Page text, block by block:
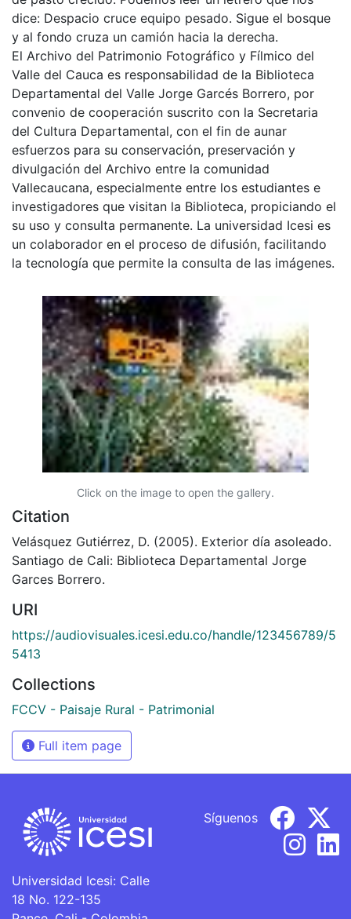
dice: Despacio cruce equipo pesado. Sigue el bosque
y al fondo cruza un camión hacia la derecha.
El Archivo del Patrimonio Fotográfico y Fílmico del
Valle del Cauca es responsabilidad de la Biblioteca
Departamental del Valle Jorge Garcés Borrero, por
convenio de cooperación suscrito con la Secretaria
del Cultura Departamental, con el fin de aunar
esfuerzos para su conservación, preservación y
divulgación del Archivo entre la comunidad
Vallecaucana, especialmente entre los estudiantes e
investigadores que visitan la Biblioteca, propiciando el
su uso y consulta permanente. La universidad Icesi es
un colaborador en el proceso de difusión, facilitando
la tecnología que permite la consulta de las imágenes.
Click on the image to open the gallery.
Citation
Velásquez Gutiérrez, D. (2005). Exterior día asoleado.
Santiago de Cali: Biblioteca Departamental Jorge
Garces Borrero.
URI
https://audiovisuales.icesi.edu.co/handle/123456789/5
5413
Collections
FCCV - Paisaje Rural - Patrimonial
Full item page
Universidad Icesi: Calle
18 No. 122-135
Síguenos